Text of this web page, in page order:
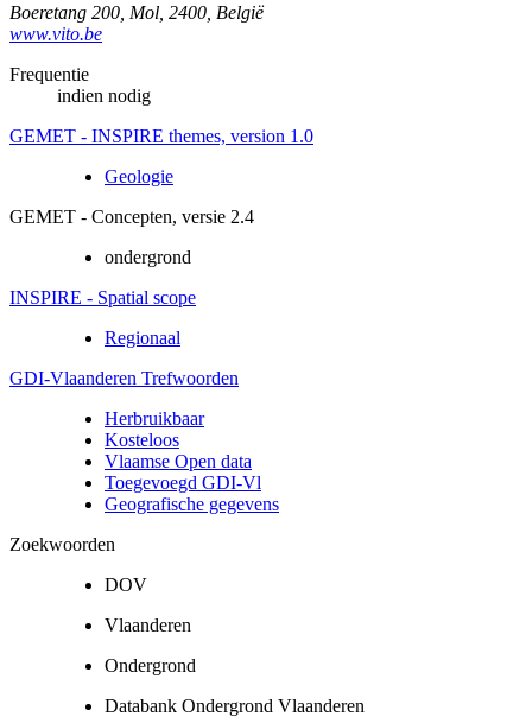
Boeretang 200 Mol 2400 België
www.vito.be
Frequentie
indien nodig
GEMET - INSPIRE themes, version 1.0
Geologie
GEMET - Concepten, versie 2.4
ondergrond
INSPIRE - Spatial scope
Regionaal
GDI-Vlaanderen Trefwoorden
Herbruikbaar
Kosteloos
Vlaamse Open data
Toegevoegd GDI-Vl
Geografische gegevens
Zoekwoorden
DOV
Vlaanderen
Ondergrond
Databank Ondergrond Vlaanderen